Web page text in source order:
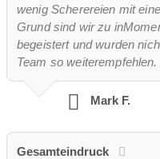
wenig Scherereien mit
Grund sind wir zu
begeistert und wurden
Team so weiterempfehlen.
Mark F.
Gesamteindruck